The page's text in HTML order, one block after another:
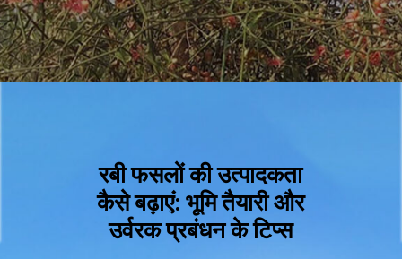
रबी फसलों की उत्पादकता
कैसे बढ़ाएं: भूमि तैयारी और
उर्वरक प्रबंधन के टिप्स